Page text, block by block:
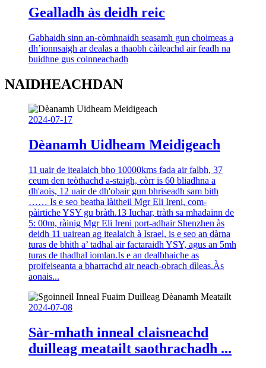
Gealladh às deidh reic
Gabhaidh sinn an-còmhnaidh seasamh gun choimeas a
dh’ionnsaigh ar dealas a thaobh càileachd air feadh na
buidhne gus coinneachadh
NAIDHEACHDAN
2024-07-17
Dèanamh Uidheam Meidigeach
11 uair de itealaich bho 10000kms fada air falbh, 37
ceum den teòthachd a-staigh, còrr is 60 bliadhna a
dh'aois, 12 uair de dh'obair gun bhriseadh sam bith
…… Is e seo beatha làitheil Mgr Eli Ireni, com-
pàirtiche YSY gu bràth.13 Iuchar, tràth sa mhadainn de
5: 00m, ràinig Mgr Eli Ireni port-adhair Shenzhen às
deidh 11 uairean ag itealaich à Israel, is e seo an dàrna
turas de bhith a’ tadhal air factaraidh YSY, agus an 5mh
turas de thadhal iomlan.Is e an dealbhaiche as
proifeiseanta a bharrachd air neach-obrach dìleas.Às
aonais...
2024-07-08
Sàr-mhath inneal claisneachd
duilleag meatailt saothrachadh ...